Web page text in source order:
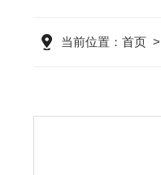
当前位置： 首页>